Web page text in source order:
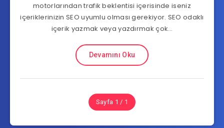
motorlarından trafik beklentisi içerisinde iseniz
içeriklerinizin SEO uyumlu olması gerekiyor. SEO odaklı
içerik yazmak veya yazdırmak çok…
Devamını Oku
Sayfa 1 / 1